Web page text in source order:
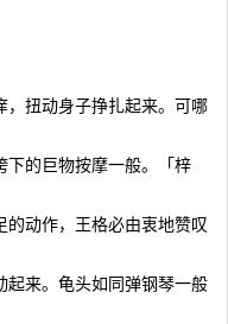
扭动身子挣扎起来。可哪
下的巨物按摩一般。「梓
的动作，王格必由衷地赞叹
起来。龟头如同弹钢琴一般